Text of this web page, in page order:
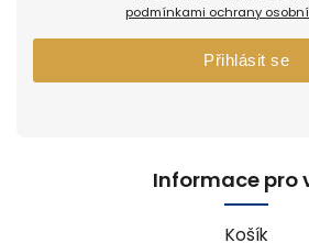
podmínkami ochrany
Přihlásit se
Informace pro
Košík